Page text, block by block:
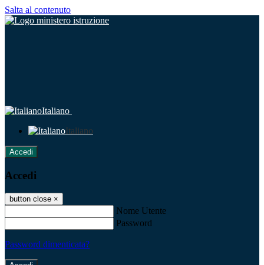
Salta al contenuto
Italiano
Italiano
Accedi
Accedi
button close ×
Nome Utente
Password
Password dimenticata?